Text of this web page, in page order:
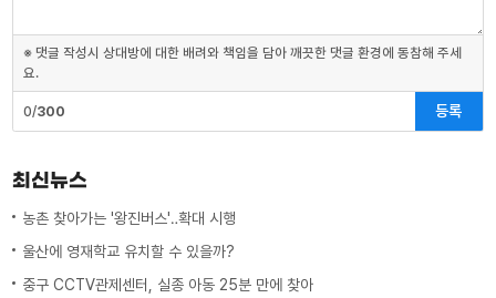
※ 댓글 작성시 상대방에 대한 배려와 책임을 담아 깨끗한 댓글 환경에 동참해 주세
요.
0/300 등록
최신뉴스
농촌 찾아가는 '왕진버스'‥확대 시행
울산에 영재학교 유치할 수 있을까?
중구 CCTV관제센터, 실종 아동 25분 만에 찾아